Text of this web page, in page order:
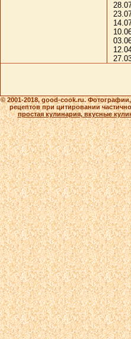
© 2001-2018, good-cook.ru.
рецептов при цитировании
простая кулинария, вкусные